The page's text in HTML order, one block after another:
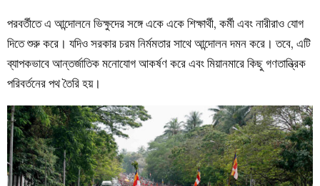
পরবর্তীতে এ আন্দোলনে ভিক্ষুদের সঙ্গে একে একে শিক্ষার্থী, কর্মী এবং নারীরাও যোগ
দিতে শুরু করে। যদিও সরকার চরম নির্মমতার সাথে আন্দোলন দমন করে। তবে, এটি
ব্যাপকভাবে আন্তর্জাতিক মনোযোগ আকর্ষণ করে এবং মিয়ানমারে কিছু গণতান্ত্রিক
পরিবর্তনের পথ তৈরি হয়।